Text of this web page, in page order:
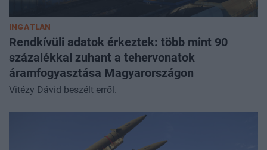
INGATLAN
Rendkívüli adatok érkeztek: több mint 90
százalékkal zuhant a tehervonatok
áramfogyasztása Magyarországon
Vitézy Dávid beszélt erről.